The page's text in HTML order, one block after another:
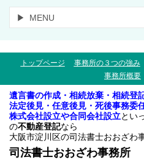
MENU
トップページ 事務所の３つの強み
事務所概要
遺言書の作成・相続放棄・相続登
法定後見・任意後見・死後事務委
株式会社設立や合同会社設立とい
の不動産登記なら
大阪市淀川区の司法書士おおざわ
司法書士おおざわ事務所